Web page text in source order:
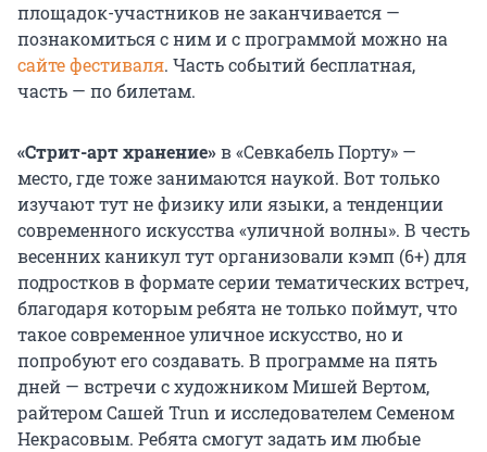
площадок-участников не заканчивается —
познакомиться с ним и с программой можно на
сайте фестиваля. Часть событий бесплатная,
часть — по билетам.
«Стрит-арт хранение»в «Севкабель Порту» —
место, где тоже занимаются наукой. Вот только
изучают тут не физику или языки, а тенденции
современного искусства «уличной волны». В честь
весенних каникул тут организовали кэмп (6+) для
подростков в формате серии тематических встреч,
благодаря которым ребята не только поймут, что
такое современное уличное искусство, но и
попробуют его создавать. В программе на пять
дней — встречи с художником Мишей Вертом,
райтером Сашей Trun и исследователем Семеном
Некрасовым. Ребята смогут задать им любые